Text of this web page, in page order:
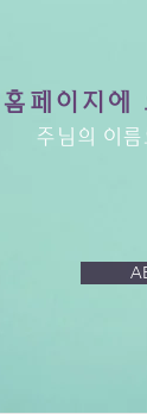
페이지에
주님의 이